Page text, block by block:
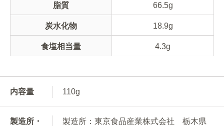
脂質 66.5g
炭水化物 18.9g
食塩相当量 4.3g
内容量 110g
製造所・
製造所：東京食品産業株式会社 栃木県